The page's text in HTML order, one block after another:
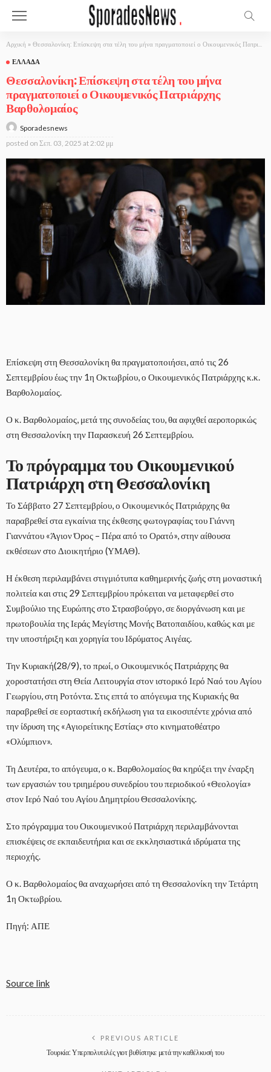
Αρχική » Θεσσαλονίκη: Επίσκεψη στα τέλη του μήνα πραγματοποιεί ο Οικουμενικός Πατριάρχης Βαρθολομαίος
ΕΛΛΆΔΑ
Θεσσαλονίκη: Επίσκεψη στα τέλη του μήνα
πραγματοποιεί ο Οικουμενικός Πατριάρχης
Βαρθολομαίος
Sporadesnews
posted on Σεπ. 03, 2025 at 2:02 μμ
Επίσκεψη στη Θεσσαλονίκη θα πραγματοποιήσει, από τις 26
Σεπτεμβρίου έως την 1η Οκτωβρίου, ο Οικουμενικός Πατριάρχης κ.κ.
Βαρθολομαίος.
Ο κ. Βαρθολομαίος, μετά της συνοδείας του, θα αφιχθεί αεροπορικώς
στη Θεσσαλονίκη την Παρασκευή 26 Σεπτεμβρίου.
Το πρόγραμμα του Οικουμενικού
Πατριάρχη στη Θεσσαλονίκη
Το Σάββατο 27 Σεπτεμβρίου, ο Οικουμενικός Πατριάρχης θα
παραβρεθεί στα εγκαίνια της έκθεσης φωτογραφίας του Γιάννη
Γιαννάτου «Άγιον Όρος – Πέρα από το Ορατό», στην αίθουσα
εκθέσεων στο Διοικητήριο (ΥΜΑΘ).
Η έκθεση περιλαμβάνει στιγμιότυπα καθημερινής ζωής στη μοναστική
πολιτεία και στις 29 Σεπτεμβρίου πρόκειται να μεταφερθεί στο
Συμβούλιο της Ευρώπης στο Στρασβούργο, σε διοργάνωση και με
πρωτοβουλία της Ιεράς Μεγίστης Μονής Βατοπαιδίου, καθώς και με
την υποστήριξη και χορηγία του Ιδρύματος Αιγέας.
Την Κυριακή(28/9), το πρωί, ο Οικουμενικός Πατριάρχης θα
χοροστατήσει στη Θεία Λειτουργία στον ιστορικό Ιερό Ναό του Αγίου
Γεωργίου, στη Ροτόντα. Στις επτά το απόγευμα της Κυριακής θα
παραβρεθεί σε εορταστική εκδήλωση για τα εικοσιπέντε χρόνια από
την ίδρυση της «Αγιορείτικης Εστίας» στο κινηματοθέατρο
«Ολύμπιον».
Τη Δευτέρα, το απόγευμα, ο κ. Βαρθολομαίος θα κηρύξει την έναρξη
των εργασιών του τριημέρου συνεδρίου του περιοδικού «Θεολογία»
στον Ιερό Ναό του Αγίου Δημητρίου Θεσσαλονίκης.
Στο πρόγραμμα του Οικουμενικού Πατριάρχη περιλαμβάνονται
επισκέψεις σε εκπαιδευτήρια και σε εκκλησιαστικά ιδρύματα της
περιοχής.
Ο κ. Βαρθολομαίος θα αναχωρήσει από τη Θεσσαλονίκη την Τετάρτη
1η Οκτωβρίου.
Πηγή: ΑΠΕ
Source link
PREVIOUS ARTICLE
Τουρκία: Υπερπολυτελές γιοτ βυθίστηκε μετά την καθέλκυσή του